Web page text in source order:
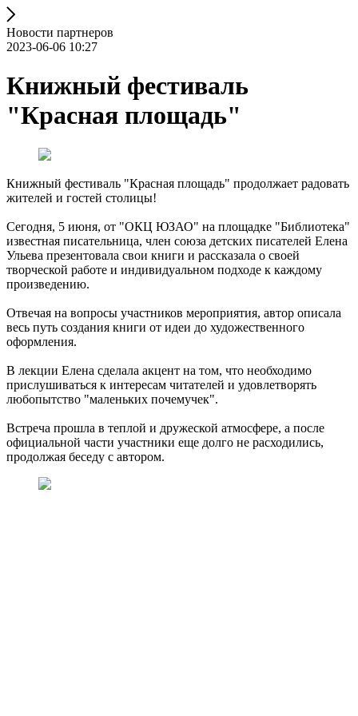
Новости партнеров
2023-06-06 10:27
Книжный фестиваль
"Красная площадь"
Книжный фестиваль "Красная площадь" продолжает радовать
жителей и гостей столицы!
Сегодня, 5 июня, от "ОКЦ ЮЗАО" на площадке "Библиотека"
известная писательница, член союза детских писателей Елена
Ульева презентовала свои книги и рассказала о своей
творческой работе и индивидуальном подходе к каждому
произведению.
Отвечая на вопросы участников мероприятия, автор описала
весь путь создания книги от идеи до художественного
оформления.
В лекции Елена сделала акцент на том, что необходимо
прислушиваться к интересам читателей и удовлетворять
любопытство "маленьких почемучек".
Встреча прошла в теплой и дружеской атмосфере, а после
официальной части участники еще долго не расходились,
продолжая беседу с автором.